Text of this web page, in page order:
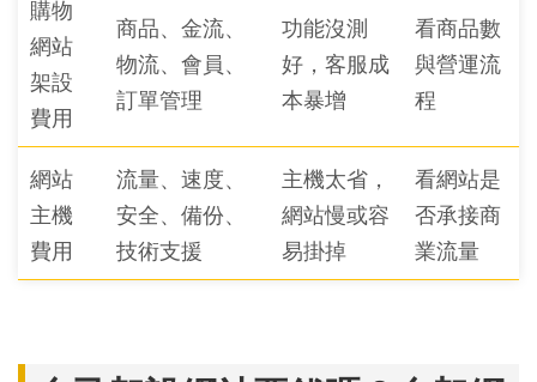
購物
網站
架設
費用
商品、金流、
物流、會員、
訂單管理
功能沒測
好，客服成
本暴增
看商品數
與營運流
程
網站
主機
費用
流量、速度、
安全、備份、
技術支援
主機太省，
網站慢或容
易掛掉
看網站是
否承接商
業流量